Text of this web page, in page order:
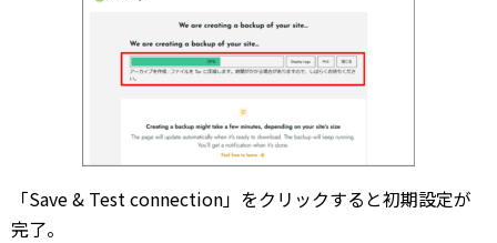
「Save & Test connection」をクリックすると初期設定が
完了。